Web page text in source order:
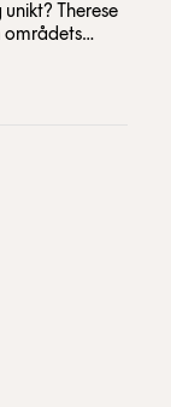
Therese
områdets
sig av sina